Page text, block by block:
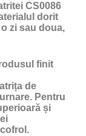
CS0086
dorit
zi sau doua,
finit
de
Pentru
și
.